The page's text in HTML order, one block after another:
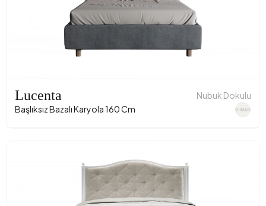
Lucenta
Başlıksız Bazalı Karyola 160 Cm
Nubuk Dokulu